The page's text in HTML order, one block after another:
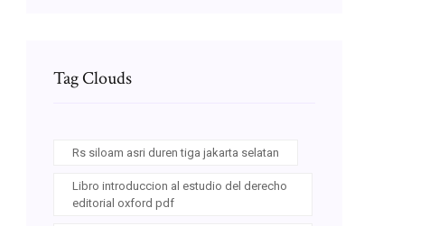
Tag Clouds
Rs siloam asri duren tiga jakarta selatan
Libro introduccion al estudio del derecho
editorial oxford pdf